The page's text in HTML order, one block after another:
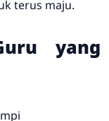
terus maju.
yang